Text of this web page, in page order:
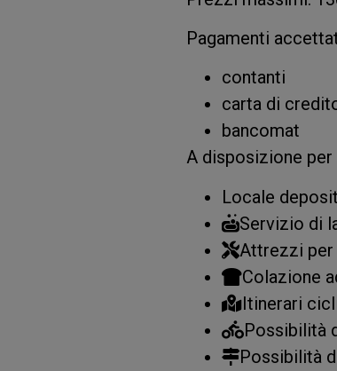
Pagamenti
contanti
carta di
bancomat
A disposizione
Locale
Servizio di
Attrezzi per
Colazione
Itinerari
Possibilità
Possibilità